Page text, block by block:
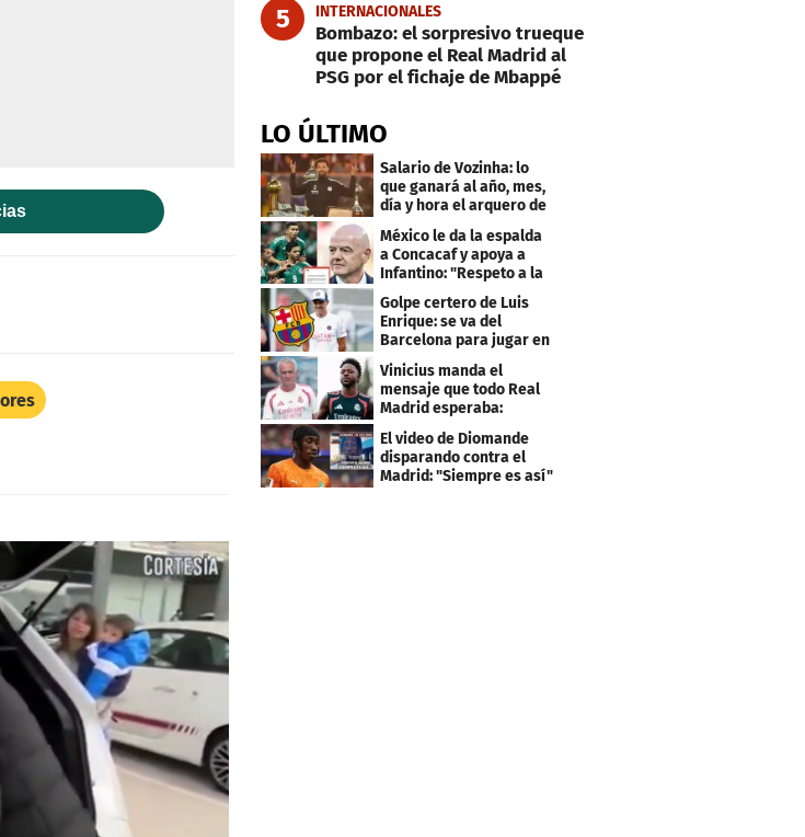
5 INTERNACIONALES
Bombazo: el sorpresivo trueque
que propone el Real Madrid al
PSG por el fichaje de Mbappé
LO ÚLTIMO
Salario de Vozinha: lo
que ganará al año, mes,
día y hora el arquero de
Cabo Verde
México le da la espalda
a Concacaf y apoya a
Infantino: "Respeto a la
gobernanza"
Golpe certero de Luis
Enrique: se va del
Barcelona para jugar en
el PSG
Vinicius manda el
mensaje que todo Real
Madrid esperaba:
"Mourinho..."
El video de Diomande
disparando contra el
Madrid: "Siempre es así"